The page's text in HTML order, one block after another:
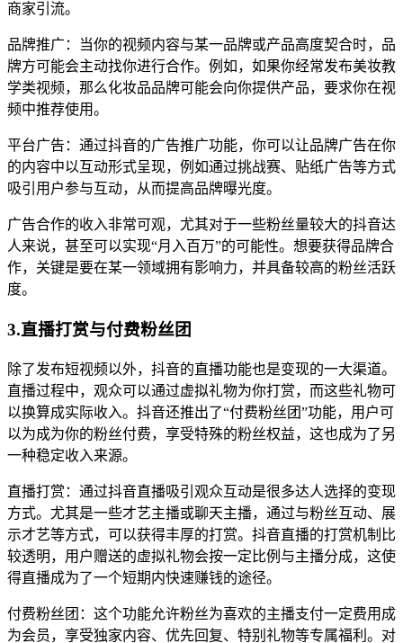
商家引流。
品牌推广：当你的视频内容与某一品牌或产品高度契合时，品
牌方可能会主动找你进行合作。例如，如果你经常发布美妆教
学类视频，那么化妆品品牌可能会向你提供产品，要求你在视
频中推荐使用。
平台广告：通过抖音的广告推广功能，你可以让品牌广告在你
的内容中以互动形式呈现，例如通过挑战赛、贴纸广告等方式
吸引用户参与互动，从而提高品牌曝光度。
广告合作的收入非常可观，尤其对于一些粉丝量较大的抖音达
人来说，甚至可以实现“月入百万”的可能性。想要获得品牌合
作，关键是要在某一领域拥有影响力，并具备较高的粉丝活跃
度。
3.直播打赏与付费粉丝团
除了发布短视频以外，抖音的直播功能也是变现的一大渠道。
直播过程中，观众可以通过虚拟礼物为你打赏，而这些礼物可
以换算成实际收入。抖音还推出了“付费粉丝团”功能，用户可
以为成为你的粉丝付费，享受特殊的粉丝权益，这也成为了另
一种稳定收入来源。
直播打赏：通过抖音直播吸引观众互动是很多达人选择的变现
方式。尤其是一些才艺主播或聊天主播，通过与粉丝互动、展
示才艺等方式，可以获得丰厚的打赏。抖音直播的打赏机制比
较透明，用户赠送的虚拟礼物会按一定比例与主播分成，这使
得直播成为了一个短期内快速赚钱的途径。
付费粉丝团：这个功能允许粉丝为喜欢的主播支付一定费用成
为会员，享受独家内容、优先回复、特别礼物等专属福利。对